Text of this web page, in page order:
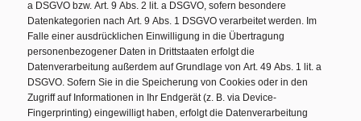
a DSGVO bzw. Art. 9 Abs. 2 lit. a DSGVO, sofern besondere
Datenkategorien nach Art. 9 Abs. 1 DSGVO verarbeitet werden. Im
Falle einer ausdrücklichen Einwilligung in die Übertragung
personenbezogener Daten in Drittstaaten erfolgt die
Datenverarbeitung außerdem auf Grundlage von Art. 49 Abs. 1 lit. a
DSGVO. Sofern Sie in die Speicherung von Cookies oder in den
Zugriff auf Informationen in Ihr Endgerät (z. B. via Device-
Fingerprinting) eingewilligt haben, erfolgt die Datenverarbeitung